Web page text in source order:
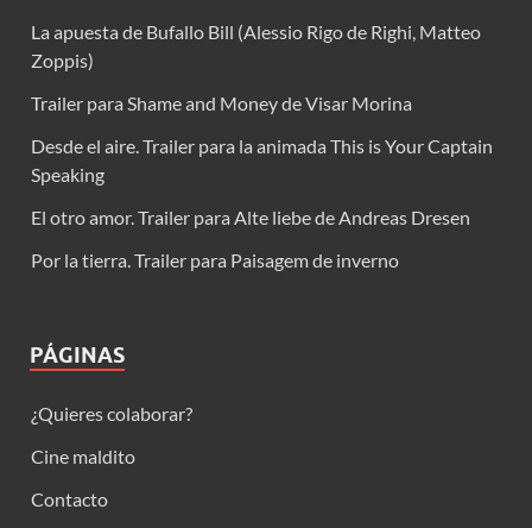
La apuesta de Bufallo Bill (Alessio Rigo de Righi, Matteo
Zoppis)
Trailer para Shame and Money de Visar Morina
Desde el aire. Trailer para la animada This is Your Captain
Speaking
El otro amor. Trailer para Alte liebe de Andreas Dresen
Por la tierra. Trailer para Paisagem de inverno
PÁGINAS
¿Quieres colaborar?
Cine maldito
Contacto